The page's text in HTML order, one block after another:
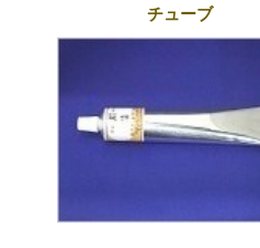
チューブ